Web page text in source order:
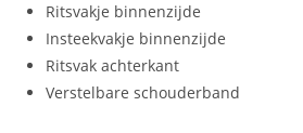
Ritsvakje binnenzijde
Insteekvakje binnenzijde
Ritsvak achterkant
Verstelbare schouderband